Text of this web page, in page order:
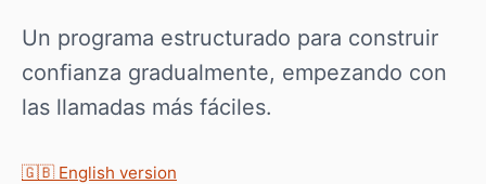
Un programa estructurado para construir
confianza gradualmente, empezando con
las llamadas más fáciles.
🇬🇧 English version